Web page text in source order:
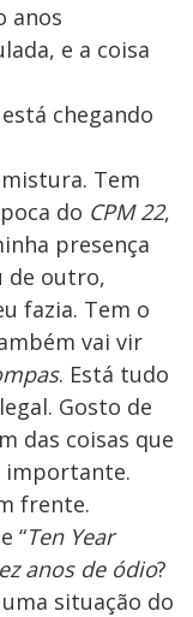
anos
e a coisa
chegando
Tem
do CPM 22,
presença
de outro,
fazia. Tem o
vai vir
. Está tudo
Gosto de
das coisas que
importante.
frente.
“Ten Year
anos de ódio?
situação do